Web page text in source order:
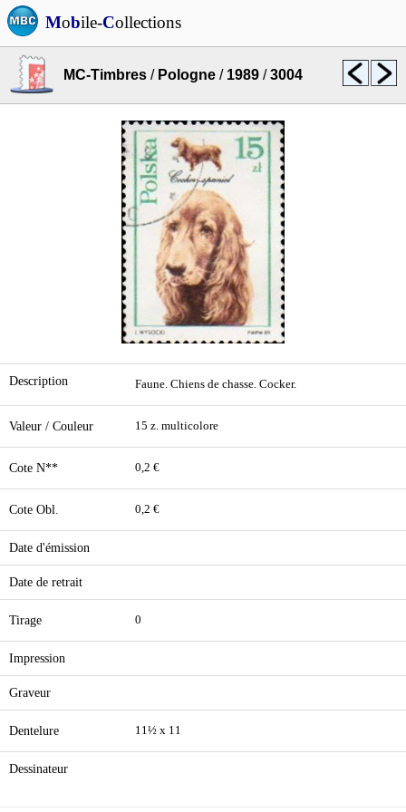
Mobile-Collections
MC-Timbres / Pologne / 1989 /3004
Description Faune. Chiens de chasse. Cocker.
Valeur / Couleur 15 z. multicolore
Cote N** 0,2 €
Cote Obl. 0,2 €
Date d'émission
Date de retrait
Tirage 0
Impression
Graveur
Dentelure 11½ x 11
Dessinateur